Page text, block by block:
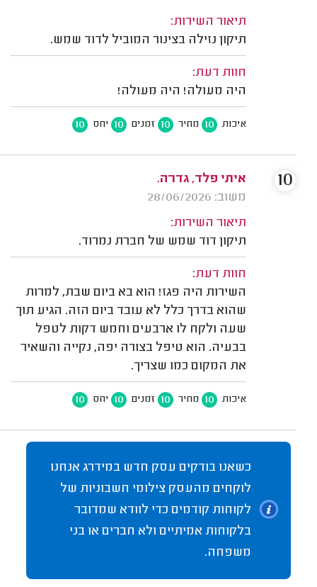
תיאור השירות:
תיקון נזילה בצינור המוביל לדוד שמש.
חוות דעת:
היה מעולה! היה מעולה!
איכות 10 מחיר 10 זמנים 10 יחס 10
איתי פלד, גדרה.
משוב: 28/06/2026
תיאור השירות:
תיקון דוד שמש של חברת נמרוד.
חוות דעת:
השירות היה פגז! הוא בא ביום שבת, למרות
שהוא בדרך כלל לא עובד ביום הזה. הגיע תוך
שעה ולקח לו ארבעים וחמש דקות לטפל
בבעיה. הוא טיפל בצורה יפה, נקייה והשאיר
את המקום כמו שצריך.
איכות 10 מחיר 10 זמנים 10 יחס 10
10
כשאנו בודקים עסק חדש במידרג אנחנו
לוקחים מהעסק צילומי חשבוניות של
לקוחות קודמים כדי לוודא שמדובר
בלקוחות אמיתיים ולא חברים או בני
משפחה.